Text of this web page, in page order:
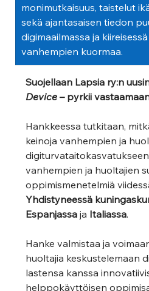
monimutkaisuus, taistelut
sekä ajantasaisen tiedon
digimaailmassa ja
vanhempien kuormaa.
Suojellaan Lapsia ry:n
Device – pyrkii
Hankkeessa tutkitaan,
keinoja vanhempien ja
vanhempien ja huoltajien
oppimismenetelmiä
Yhdistyneessä
Espanjassa ja Italiassa.
Hanke valmistaa ja
huoltajia keskustelemaan
lastensa kanssa
helppokäyttöisen